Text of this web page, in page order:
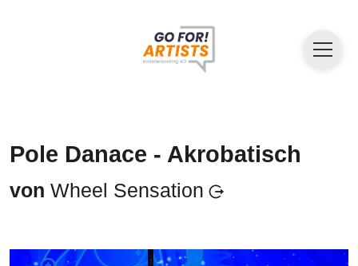
Pole Danace - Akrobatisch
von Wheel Sensation